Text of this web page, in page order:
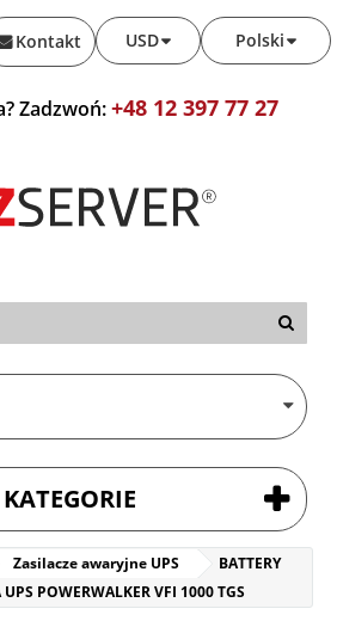
Polski
USD
Kontakt
Zadzwoń:+48 12 397 77 27
KATEGORIE
Zasilacze awaryjne UPS
BATTERY
POWERWALKER VFI 1000 TGS